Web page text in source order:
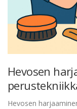
Hevosen
Hevosen